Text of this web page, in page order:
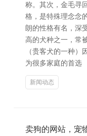
称。其次，金毛寻
格，是特殊理念念
朗的性格有名，深
高的犬种之一，常
（贵客犬的一种
为很多家庭的首选
新闻动态
卖狗的网站，宠